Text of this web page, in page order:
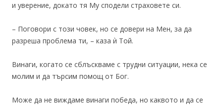
и уверение, докато тя Му сподели страховете си.
– Поговори с този човек, но се довери на Мен, за да
разреша проблема ти, – каза ѝ Той.
Винаги, когато се сблъскваме с трудни ситуации, нека се
молим и да търсим помощ от Бог.
Може да не виждаме винаги победа, но каквото и да се